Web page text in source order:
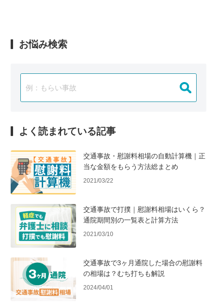
お悩み検索
よく読まれている記事
交通事故・慰謝料相場の自動計算機｜正
当な金額をもらう方法総まとめ
2021/03/22
交通事故で打撲｜慰謝料相場はいくら？
通院期間別の一覧表と計算方法
2021/03/10
交通事故で3ヶ月通院した場合の慰謝料
の相場は？むち打ちも解説
2024/04/01